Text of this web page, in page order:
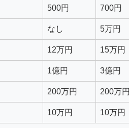
500円 700円
なし 5万円
12万円 15万円
1億円 3億円
200万円 200万円
10万円 10万円